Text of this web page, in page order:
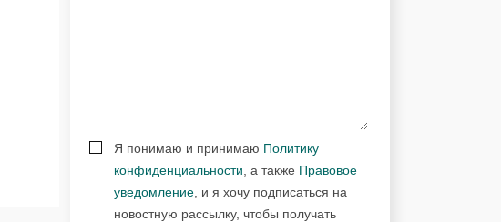
Я понимаю и принимаю Политику
конфиденциальности , а также Правовое
уведомление , и я хочу подписаться на
новостную рассылку, чтобы получать